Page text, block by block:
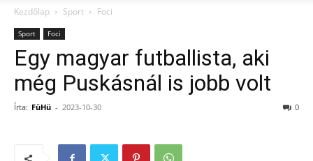
Kezdőlap Sport Foci
Sport Foci
Egy magyar futballista, aki
még Puskásnál is jobb volt
Írta: FüHü - 2023-10-30 0